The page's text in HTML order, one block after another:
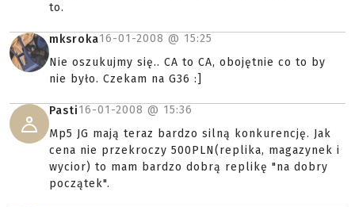
to.
mksroka16-01-2008 @ 15:25
Nie oszukujmy się.. CA to CA, obojętnie co to by
nie było. Czekam na G36 :]
Pasti16-01-2008 @ 15:36
Mp5 JG mają teraz bardzo silną konkurencję. Jak
cena nie przekroczy 500PLN(replika, magazynek i
wycior) to mam bardzo dobrą replikę "na dobry
początek".